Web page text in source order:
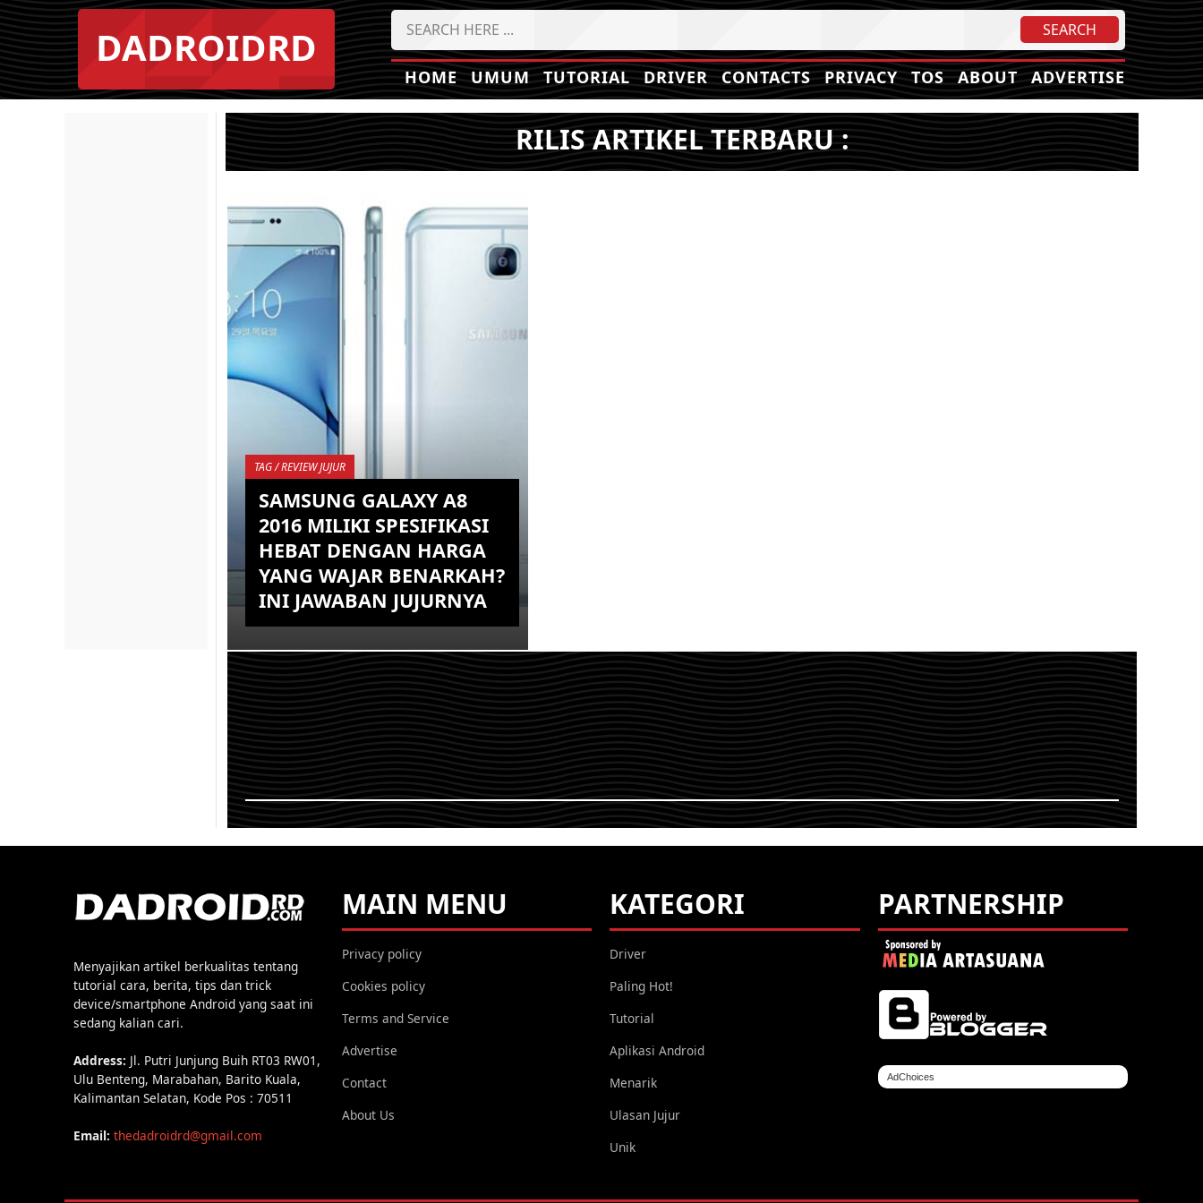
DADROIDRD
HOME UMUM TUTORIAL DRIVER CONTACTS PRIVACY TOS ABOUT ADVERTISE
RILIS ARTIKEL TERBARU :
TAG / REVIEW JUJUR
SAMSUNG GALAXY A8
2016 MILIKI SPESIFIKASI
HEBAT DENGAN HARGA
YANG WAJAR BENARKAH?
INI JAWABAN JUJURNYA
PHILIADI A.W
ANDROID,
SOFTWARE, TIPS,
TRICKS, GADGET,
ROOT,
SMARTPHONE,
UNLOCK
BOOTLOADER,
TUTORIAL,
Menyajikan artikel berkualitas tentang
tutorial cara, berita, tips dan trick
device/smartphone Android yang saat ini
sedang kalian cari.
Address: Jl. Putri Junjung Buih RT03 RW01,
Ulu Benteng, Marabahan, Barito Kuala,
Kalimantan Selatan, Kode Pos : 70511
Email: thedadroidrd@gmail.com
MAIN MENU
Privacy policy
Cookies policy
Terms and Service
Advertise
Contact
About Us
KATEGORI
Driver
Paling Hot!
Tutorial
Aplikasi Android
Menarik
Ulasan Jujur
Unik
PARTNERSHIP
AdChoices